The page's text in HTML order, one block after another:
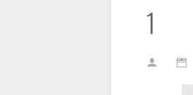
1